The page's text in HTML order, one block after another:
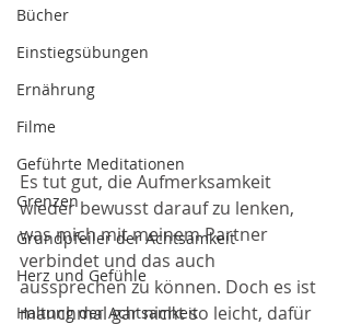
Bücher
Einstiegsübungen
Ernährung
Filme
Geführte Meditationen
Grenzen
Grundpfeiler der Achtsamkeit
Herz und Gefühle
Haltung der Achtsamkeit
Es tut gut, die Aufmerksamkeit
wieder bewusst darauf zu lenken,
was mich mit meinem Partner
verbindet und das auch
aussprechen zu können. Doch es ist
manchmal gar nicht so leicht, dafür